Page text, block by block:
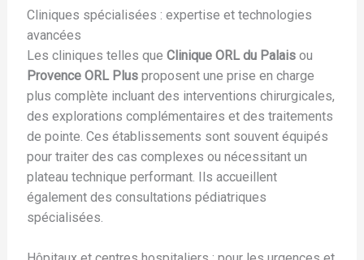
Cliniques spécialisées : expertise et technologies
avancées
Les cliniques telles que Clinique ORL du Palaisou
Provence ORL Plusproposent une prise en charge
plus complète incluant des interventions chirurgicales,
des explorations complémentaires et des traitements
de pointe. Ces établissements sont souvent équipés
pour traiter des cas complexes ou nécessitant un
plateau technique performant. Ils accueillent
également des consultations pédiatriques
spécialisées.